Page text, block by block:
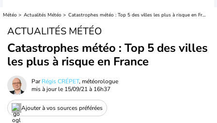
Météo Actualités Météo Catastrophes météo : Top 5 des villes les plus à risque en France
ACTUALITÉS MÉTÉO
Catastrophes météo : Top 5 des villes
les plus à risque en France
ParRégis CRÉPET, météorologue
mis à jour le 15/09/21 à 16h37
Ajouter à vos sources préférées